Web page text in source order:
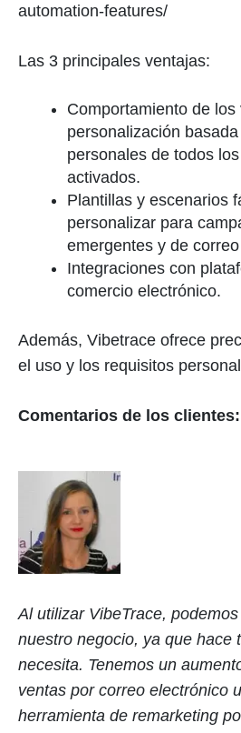
automation-features/
Las 3 principales ventajas:
Comportamiento de los
personalización
personales de todos
activados.
Plantillas y escenarios
personalizar para
emergentes y de
Integraciones con
comercio electrónico.
Además, Vibetrace ofrece
el uso y los requisitos
Comentarios de los clientes:
Al utilizar VibeTrace,
nuestro negocio, ya que hace
necesita. Tenemos un
ventas por correo electrónico
herramienta de remarketing